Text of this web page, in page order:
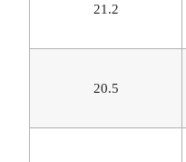
21.2
20.5